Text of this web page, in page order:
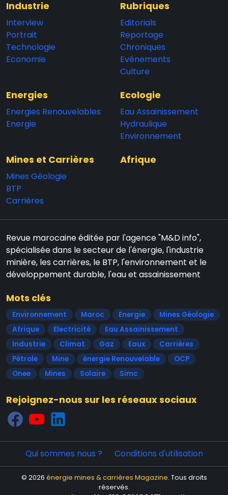
Industrie
Interview
Portrait
Technologie
Economie
Rubriques
Editorials
Reportage
Chroniques
Evénements
Culture
Energies
Energies Renouvelables
Energie
Ecologie
Eau Assainissement
Hydraulique
Environnement
Mines et Carrières
Mines Géologie
BTP
Carrières
Afrique
Revue marocaine éditée par l'agence "M&D info",
spécialisée dans le secteur de l'énergie, l'industrie
minière, les carrières, le BTP, l'environnement et le
développement durable, l'eau et assainissement
Mots clés
Environnement Maroc Energie
Mines Géologie
Afrique
Electricité
Eau Assainissement
Industrie
Climat Gaz Eaux
Carrières
Pétrole
Mine énergie Renouvelable
OCP
Onee
Mines Solaire Simc
Rejoignez-nous sur les réseaux sociaux
Qui sommes nous ? Conditions d'utilisation
© 2026 énergie mines & carrières Magazine. Tous droits
réservés.